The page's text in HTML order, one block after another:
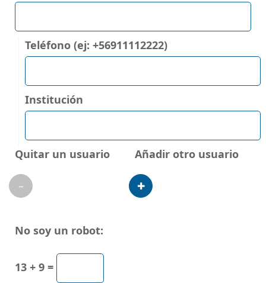
Teléfono (ej: +56911112222)
Institución
Quitar un usuario Añadir otro usuario
No soy un robot:
13 + 9 =